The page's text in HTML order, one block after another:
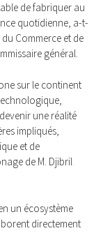
de fabriquer au
quotidienne, a-t-
Commerce et de
général.
sur le continent
une réalité
impliqués,
et de
de M. Djibril
un écosystème
directement